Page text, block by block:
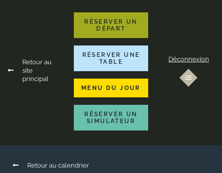
Retour au
site
principal
RÉSERVER UN
DÉPART
RÉSERVER UNE
TABLE
MENU DU JOUR
RÉSERVER UN
SIMULATEUR
Déconnexion
Retour au calendrier